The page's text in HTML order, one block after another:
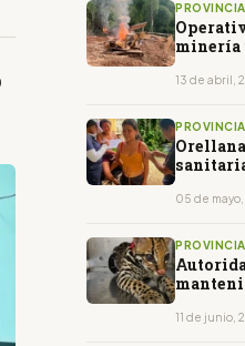
minería
13 de abril,
05 de
11 de junio,